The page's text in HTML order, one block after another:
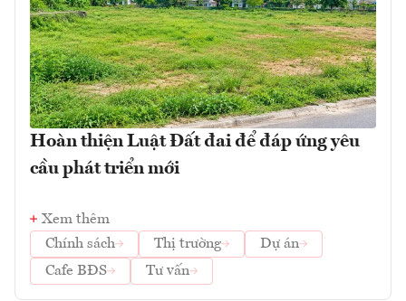
Hoàn thiện Luật Đất đai để đáp ứng yêu
cầu phát triển mới
Xem thêm
Chính sách
Thị trường
Dự án
Cafe BĐS
Tư vấn